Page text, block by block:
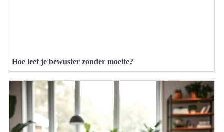
Hoe leef je bewuster zonder moeite?